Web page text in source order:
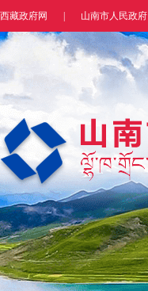
西藏政府网 山南市人民政府